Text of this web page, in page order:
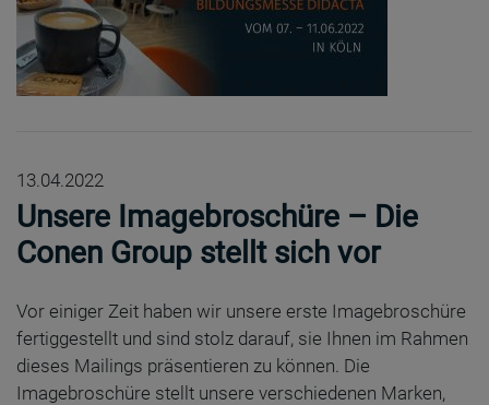
13.04.2022
Unsere Imagebroschüre – Die
Conen Group stellt sich vor
Vor einiger Zeit haben wir unsere erste Imagebroschüre
fertiggestellt und sind stolz darauf, sie Ihnen im Rahmen
dieses Mailings präsentieren zu können. Die
Imagebroschüre stellt unsere verschiedenen Marken,